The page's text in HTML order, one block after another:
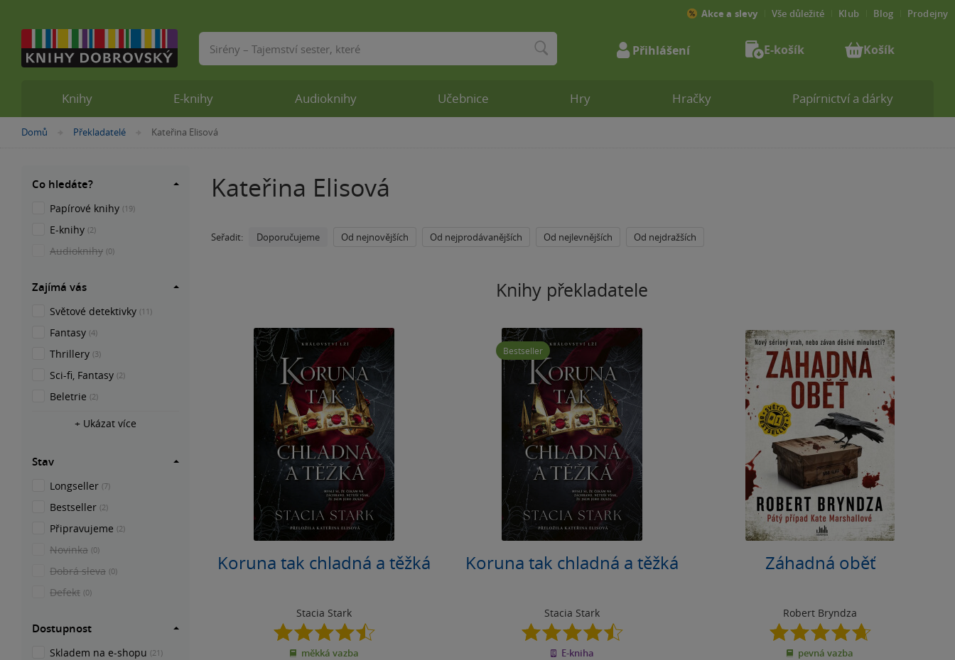
Nacházíte
Domů »Překladatelé »
Kateřina Elisová
Kateřina Elisová
Seřadit: Doporučujeme Od nejnovějších Od nejprodávanějších Od nejlevnějších Od nejdražších
Knihy překladatele
Koruna tak chladná a těžká
Stacia Stark
4.5
z
5
měkká vazba
Bestseller
Koruna tak chladná a těžká
Stacia Stark
4.5
z
5
E-kniha
Záhadná oběť
Robert Bryndza
4.7
z
5
pevná vazba
Co hledáte?
Papírové knihy (19)
E-knihy (2)
Audioknihy (0)
Zajímá vás
Světové detektivky (11)
Fantasy (4)
Thrillery (3)
Sci-fi, Fantasy (2)
Beletrie (2)
+ Ukázat více
Stav
Longseller (7)
Bestseller (2)
Připravujeme (2)
Novinka (0)
Dobrá sleva (0)
Defekt (0)
Dostupnost
Skladem na e-shopu (21)
Knihy E-knihy Audioknihy Učebnice Hry Hračky Papírnictví a dárky
Akce a slevy Vše důležité Klub Blog Prodejny
Vyhledávání Přihlášení E-košík Košík